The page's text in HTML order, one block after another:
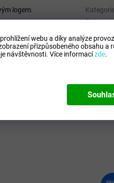
webu a díky analýze
přizpůsobeného obsahu a
návštěvnosti. Více informacízde.
101650.350-
logem.
EAN:
Modelo: